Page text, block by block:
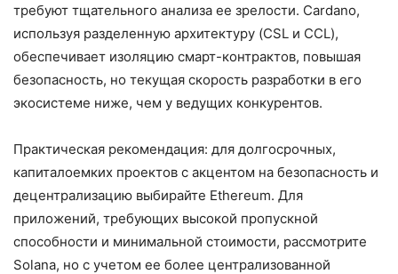
требуют тщательного анализа ее зрелости. Cardano,
используя разделенную архитектуру (CSL и CCL),
обеспечивает изоляцию смарт-контрактов, повышая
безопасность, но текущая скорость разработки в его
экосистеме ниже, чем у ведущих конкурентов.
Практическая рекомендация: для долгосрочных,
капиталоемких проектов с акцентом на безопасность и
децентрализацию выбирайте Ethereum. Для
приложений, требующих высокой пропускной
способности и минимальной стоимости, рассмотрите
Solana, но с учетом ее более централизованной